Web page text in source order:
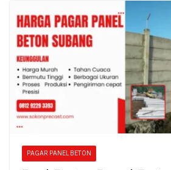
PAGAR PANEL BETON